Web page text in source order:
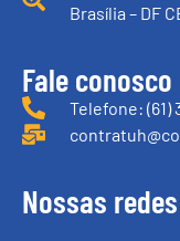
Brasília – DF
Fale conosco
Telefone: (61)
Nossas redes